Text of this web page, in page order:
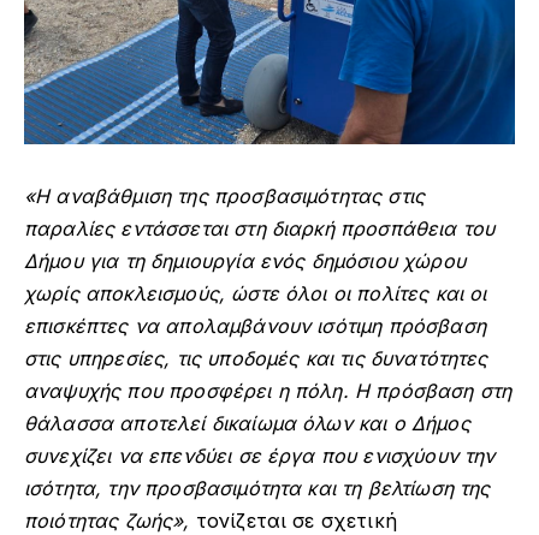
«Η αναβάθμιση της προσβασιμότητας στις
παραλίες εντάσσεται στη διαρκή προσπάθεια του
Δήμου για τη δημιουργία ενός δημόσιου χώρου
χωρίς αποκλεισμούς, ώστε όλοι οι πολίτες και οι
επισκέπτες να απολαμβάνουν ισότιμη πρόσβαση
στις υπηρεσίες, τις υποδομές και τις δυνατότητες
αναψυχής που προσφέρει η πόλη. Η πρόσβαση στη
θάλασσα αποτελεί δικαίωμα όλων και ο Δήμος
συνεχίζει να επενδύει σε έργα που ενισχύουν την
ισότητα, την προσβασιμότητα και τη βελτίωση της
ποιότητας ζωής», τονίζεται σε σχετική